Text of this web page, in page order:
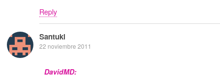
Reply
Santuki
22 noviembre 2011
DavidMD: